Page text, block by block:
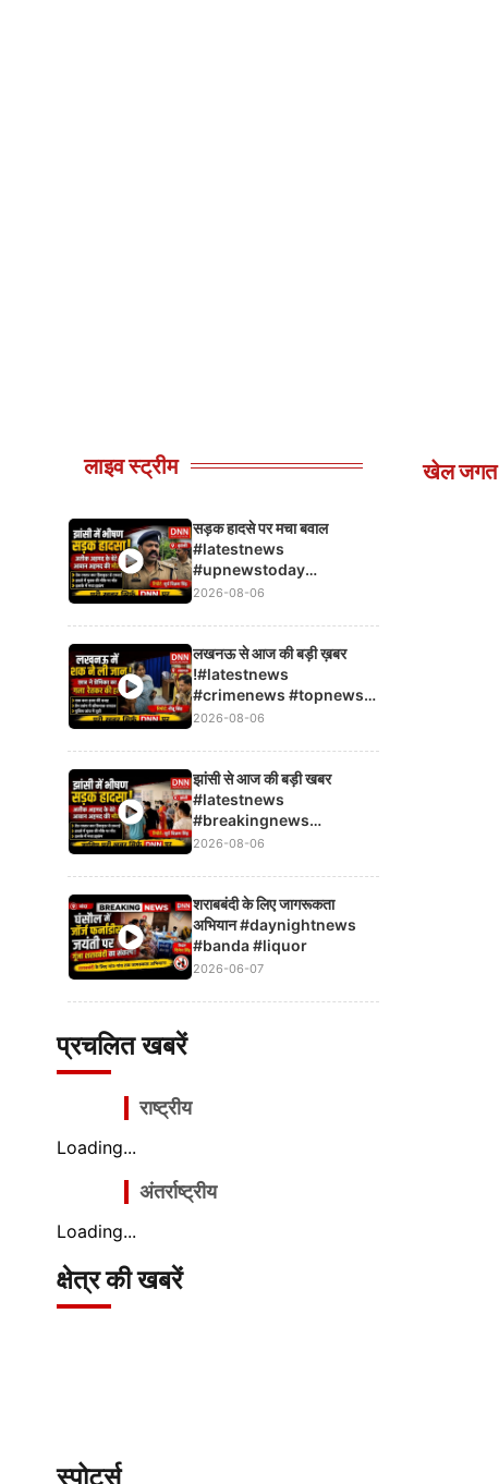
लाइव स्ट्रीम
सड़क हादसे पर मचा बवाल
#latestnews
#upnewstoday
#topnews
2026-08-06
लखनऊ से आज की बड़ी ख़बर
!#latestnews
#crimenews #topnews
#breakingnews
2026-08-06
झांसी से आज की बड़ी खबर
#latestnews
#breakingnews
#topnews
2026-08-06
शराबबंदी के लिए जागरूकता
अभियान #daynightnews
#banda #liquor
2026-06-07
खेल जगत
प्रचलित खबरें
राष्ट्रीय
Loading...
अंतर्राष्ट्रीय
Loading...
क्षेत्र की खबरें
स्पोर्ट्स